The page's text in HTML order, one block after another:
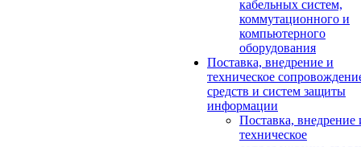
кабельных систем,
коммутационного и
компьютерного
оборудования
Поставка, внедрение и
техническое
средств и систем защиты
информации
Поставка, внедрение
техническое